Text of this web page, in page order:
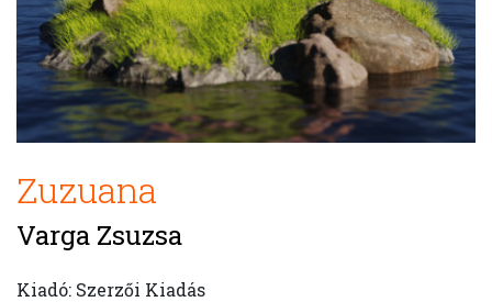
Zuzuana
Varga Zsuzsa
Kiadó: Szerzői Kiadás